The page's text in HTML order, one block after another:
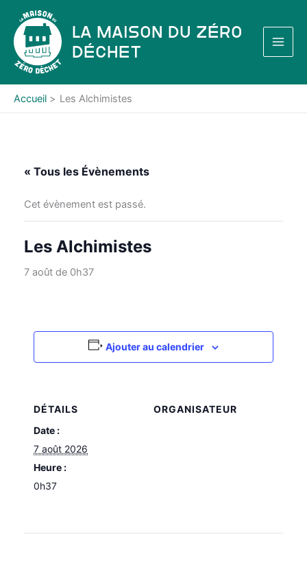
contenu
La Maison du Zéro
Déchet
Accueil Les Alchimistes
« Tous les Évènements
Cet évènement est passé.
Les Alchimistes
7 août de 0h37
Ajouter au calendrier
DÉTAILS
Date :
7 août 2026
Heure :
0h37
ORGANISATEUR